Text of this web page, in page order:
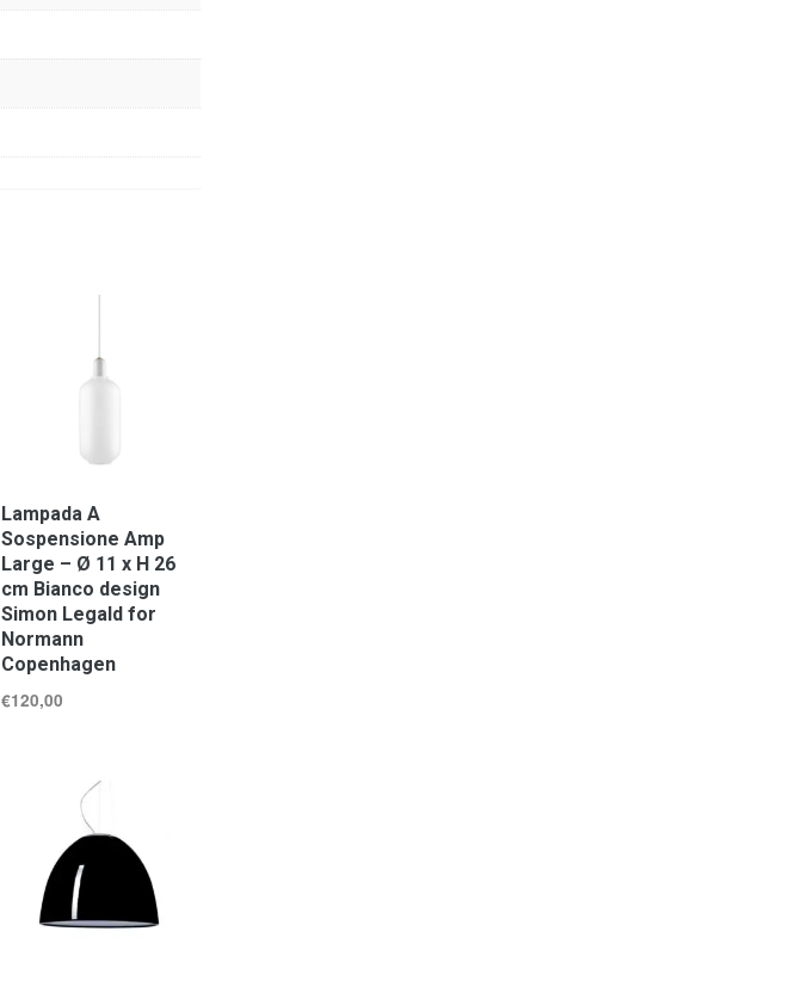
Lampada A
Sospensione Amp
Large – Ø 11 x H 26
cm Bianco design
Simon Legald for
Normann
Copenhagen
€120,00